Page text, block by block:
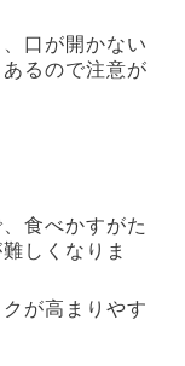
口が開かない
るので注意が
食べかすがた
しくなりま
が高まりやす